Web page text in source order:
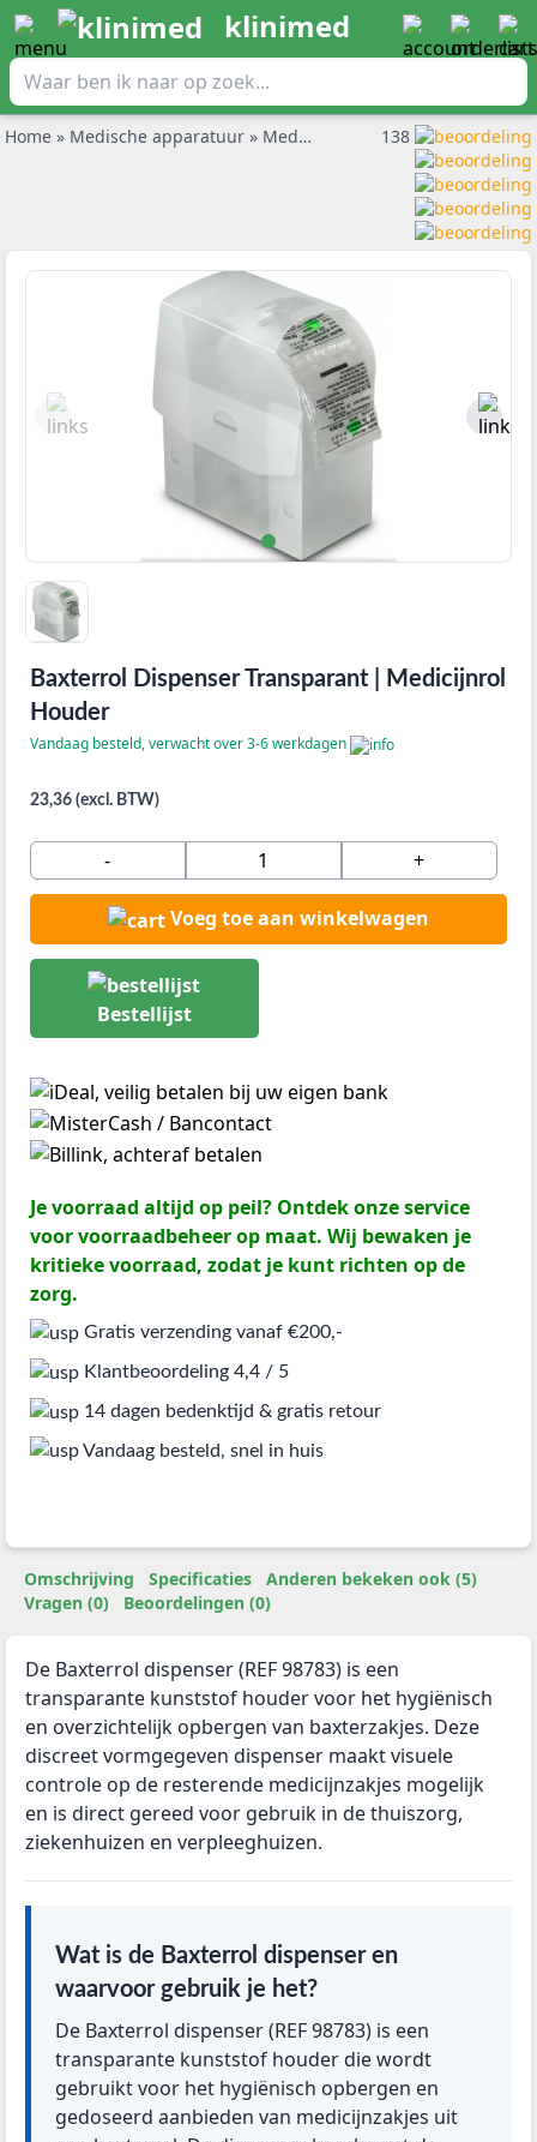
klinimed
Home » Medische apparatuur » Medicijnmaler »Baxterrol
138
Baxterrol Dispenser Transparant | Medicijnrol
Houder
Vandaag besteld, verwacht over 3-6 werkdagen
23,36 (excl. BTW)
- +
Voeg toe aan winkelwagen
Bestellijst
Je voorraad altijd op peil? Ontdek onze service
voor voorraadbeheer op maat. Wij bewaken je
kritieke voorraad, zodat je kunt richten op de
zorg.
Gratis verzending vanaf €200,-
Klantbeoordeling 4,4 / 5
14 dagen bedenktijd & gratis retour
Vandaag besteld, snel in huis
Omschrijving Specificaties
Anderen bekeken ook (5)
Vragen (0)
Beoordelingen (0)
De Baxterrol dispenser (REF 98783) is een
transparante kunststof houder voor het hygiënisch
en overzichtelijk opbergen van baxterzakjes. Deze
discreet vormgegeven dispenser maakt visuele
controle op de resterende medicijnzakjes mogelijk
en is direct gereed voor gebruik in de thuiszorg,
ziekenhuizen en verpleeghuizen.
Wat is de Baxterrol dispenser en
waarvoor gebruik je het?
De Baxterrol dispenser (REF 98783) is een
transparante kunststof houder die wordt
gebruikt voor het hygiënisch opbergen en
gedoseerd aanbieden van medicijnzakjes uit